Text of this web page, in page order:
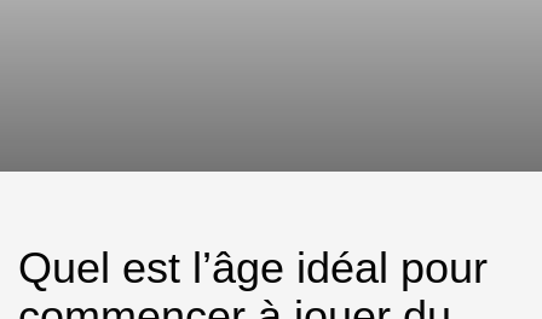
Quel est l’âge idéal pour